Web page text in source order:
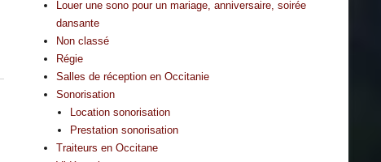
Louer une sono pour un mariage, anniversaire, soirée
dansante
Non classé
Régie
Salles de réception en Occitanie
Sonorisation
Location sonorisation
Prestation sonorisation
Traiteurs en Occitane